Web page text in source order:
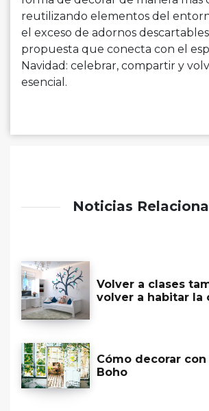
reutilizando elementos del
el exceso de adornos
propuesta que conecta con el
Navidad: celebrar, compartir y
esencial.
Noticias
Volver a clases
volver a habitar la
Cómo decorar
Boho